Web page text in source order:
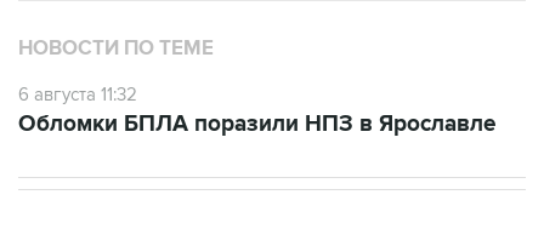
НОВОСТИ ПО ТЕМЕ
6 августа 11:32
Обломки БПЛА поразили НПЗ в Ярославле